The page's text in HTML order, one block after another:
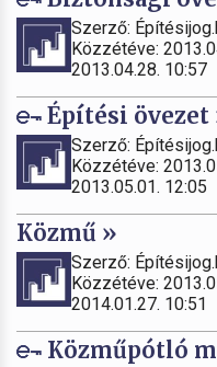
Szerző:
Közzétéve:
2013.04.28. 10:57
Építési övezet
Szerző:
Közzétéve:
2013.05.01. 12:05
Közmű »
Szerző:
Közzétéve:
2014.01.27. 10:51
Közműpótló